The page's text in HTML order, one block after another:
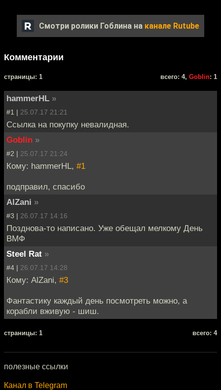
Смотри ролики Гоблина на канале Rutube
Комментарии
cтраницы: 1 всего: 4, Goblin: 1
hammerHL »
#1 | 25.07.17 21:21
Ссылка на покупку невалидная.
Goblin »
#2 | 25.07.17 21:24
Кому: hammerHL, #1
подправил, спасибо
AlZani »
#3 | 26.07.17 14:16
Позднова-то написано. Уже обещал мелкому День
ВМФ
Steel Rat »
#4 | 26.07.17 14:28
Кому: AlZani, #3
Фантастику каждый день посмотреть можно, а
корабли вживую - шиш.
cтраницы: 1 всего: 4
полезные ссылки
Канал в Telegram